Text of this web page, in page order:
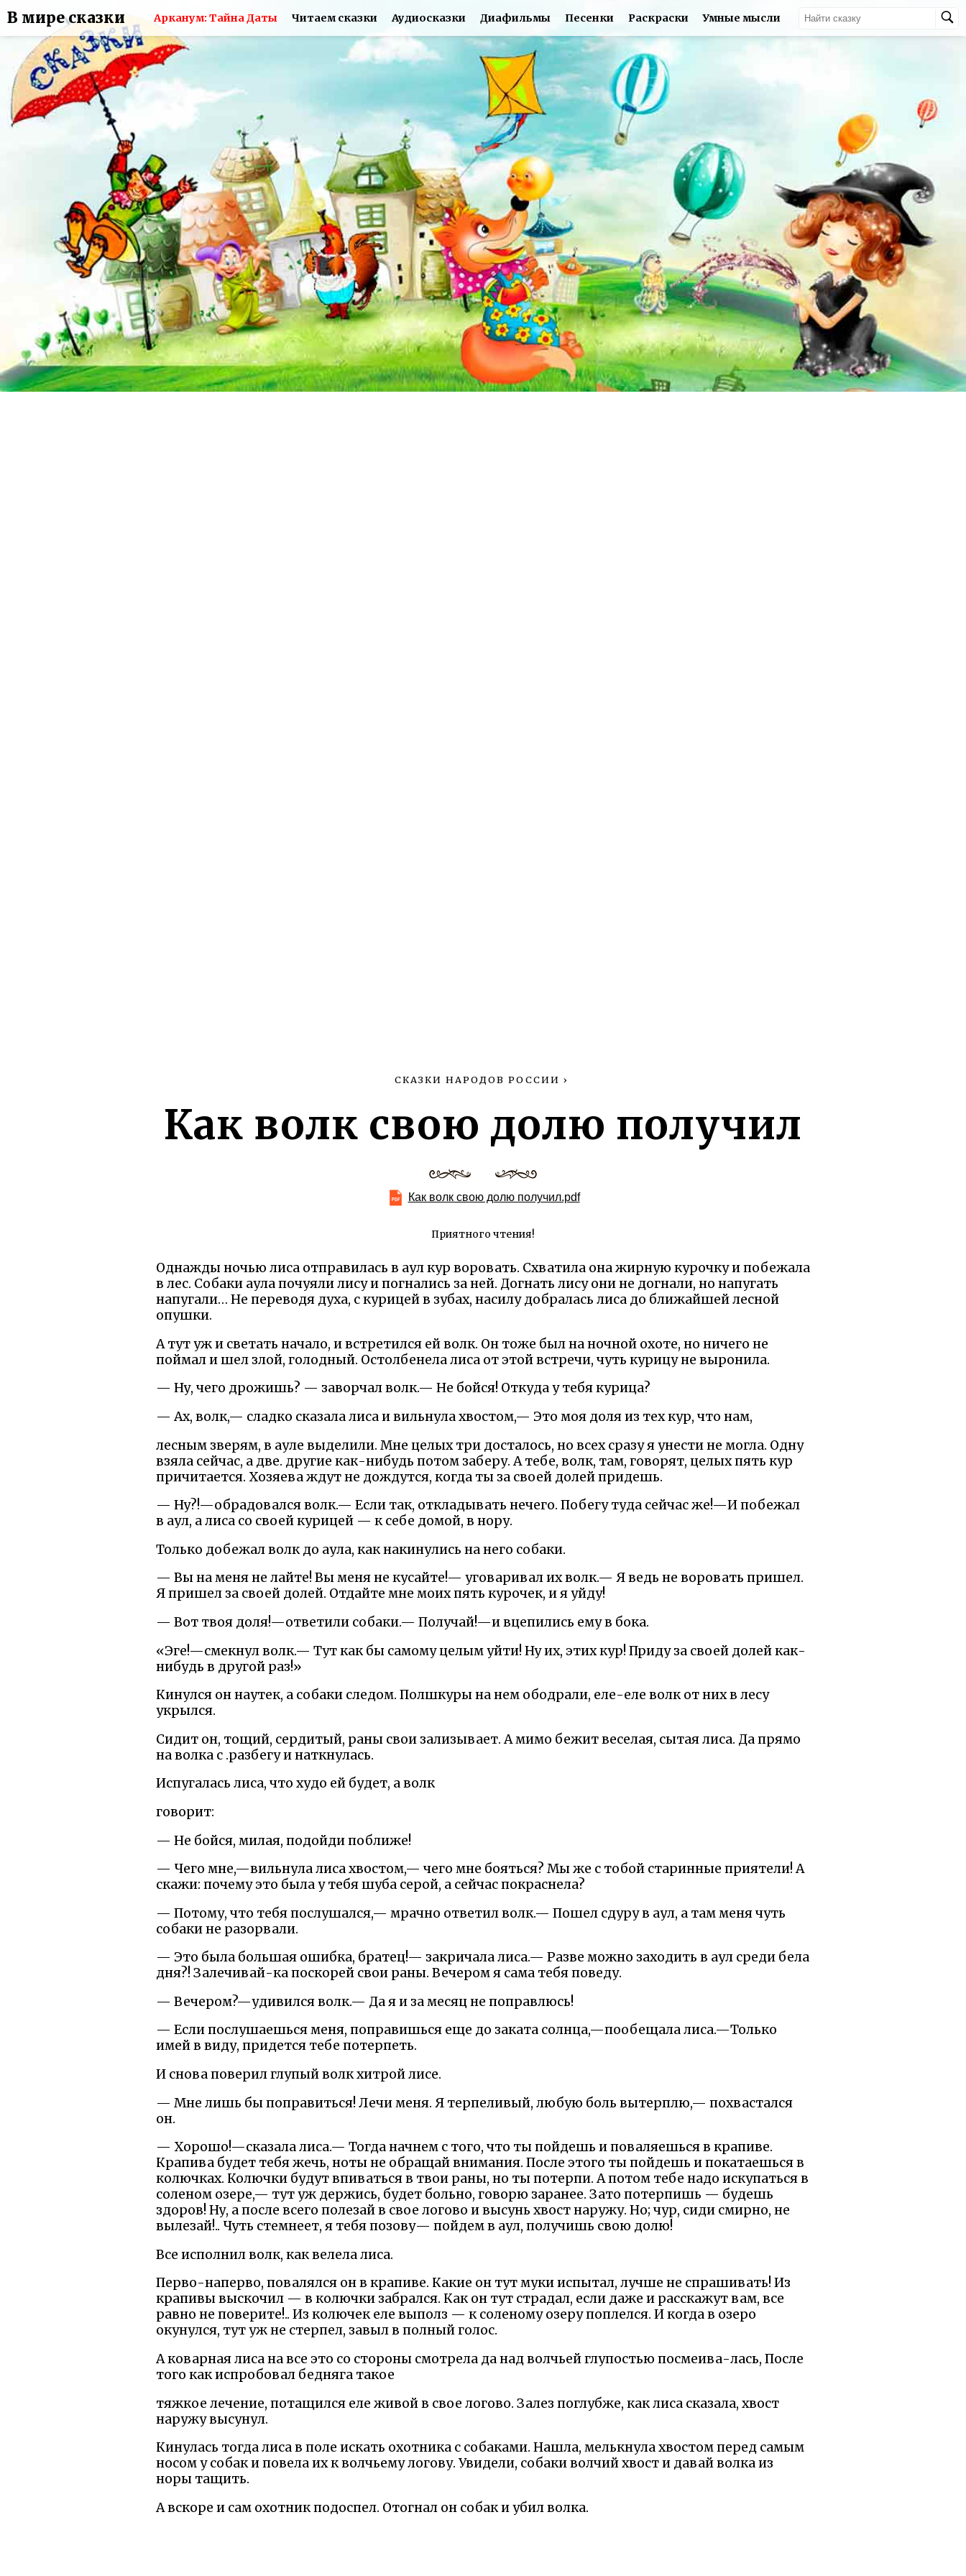
В мире сказки Арканум: Тайна Даты Читаем сказки Аудиосказки Диафильмы Песенки Раскраски Умные мысли
СКАЗКИ НАРОДОВ РОССИИ ›
Как волк свою долю получил
Как волк свою долю получил.pdf
Приятного чтения!
Однажды ночью лиса отправилась в аул кур воровать. Схватила она жирную курочку и побежала
в лес. Собаки аула почуяли лису и погнались за ней. Догнать лису они не догнали, но напугать
напугали… Не переводя духа, с курицей в зубах, насилу добралась лиса до ближайшей лесной
опушки.
А тут уж и светать начало, и встретился ей волк. Он тоже был на ночной охоте, но ничего не
поймал и шел злой, голодный. Остолбенела лиса от этой встречи, чуть курицу не выронила.
— Ну, чего дрожишь? — заворчал волк.— Не бойся! Откуда у тебя курица?
— Ах, волк,— сладко сказала лиса и вильнула хвостом,— Это моя доля из тех кур, что нам,
лесным зверям, в ауле выделили. Мне целых три досталось, но всех сразу я унести не могла. Одну
взяла сейчас, а две. другие как-нибудь потом заберу. А тебе, волк, там, говорят, целых пять кур
причитается. Хозяева ждут не дождутся, когда ты за своей долей придешь.
— Ну?!—обрадовался волк.— Если так, откладывать нечего. Побегу туда сейчас же!—И побежал
в аул, а лиса со своей курицей — к себе домой, в нору.
Только добежал волк до аула, как накинулись на него собаки.
— Вы на меня не лайте! Вы меня не кусайте!— уговаривал их волк.— Я ведь не воровать пришел.
Я пришел за своей долей. Отдайте мне моих пять курочек, и я уйду!
— Вот твоя доля!—ответили собаки.— Получай!—и вцепились ему в бока.
«Эге!—смекнул волк.— Тут как бы самому целым уйти! Ну их, этих кур! Приду за своей долей как-
нибудь в другой раз!»
Кинулся он наутек, а собаки следом. Полшкуры на нем ободрали, еле-еле волк от них в лесу
укрылся.
Сидит он, тощий, сердитый, раны свои зализывает. А мимо бежит веселая, сытая лиса. Да прямо
на волка с .разбегу и наткнулась.
Испугалась лиса, что худо ей будет, а волк
говорит:
— Не бойся, милая, подойди поближе!
— Чего мне,—вильнула лиса хвостом,— чего мне бояться? Мы же с тобой старинные приятели! А
скажи: почему это была у тебя шуба серой, а сейчас покраснела?
— Потому, что тебя послушался,— мрачно ответил волк.— Пошел сдуру в аул, а там меня чуть
собаки не разорвали.
— Это была большая ошибка, братец!— закричала лиса.— Разве можно заходить в аул среди бела
дня?! Залечивай-ка поскорей свои раны. Вечером я сама тебя поведу.
— Вечером?—удивился волк.— Да я и за месяц не поправлюсь!
— Если послушаешься меня, поправишься еще до заката солнца,—пообещала лиса.—Только
имей в виду, придется тебе потерпеть.
И снова поверил глупый волк хитрой лисе.
— Мне лишь бы поправиться! Лечи меня. Я терпеливый, любую боль вытерплю,— похвастался
он.
— Хорошо!—сказала лиса.— Тогда начнем с того, что ты пойдешь и поваляешься в крапиве.
Крапива будет тебя жечь, ноты не обращай внимания. После этого ты пойдешь и покатаешься в
колючках. Колючки будут впиваться в твои раны, но ты потерпи. А потом тебе надо искупаться в
соленом озере,— тут уж держись, будет больно, говорю заранее. Зато потерпишь — будешь
здоров! Ну, а после всего полезай в свое логово и высунь хвост наружу. Но; чур, сиди смирно, не
вылезай!.. Чуть стемнеет, я тебя позову— пойдем в аул, получишь свою долю!
Все исполнил волк, как велела лиса.
Перво-наперво, повалялся он в крапиве. Какие он тут муки испытал, лучше не спрашивать! Из
крапивы выскочил — в колючки забрался. Как он тут страдал, если даже и расскажут вам, все
равно не поверите!.. Из колючек еле выполз — к соленому озеру поплелся. И когда в озеро
окунулся, тут уж не стерпел, завыл в полный голос.
А коварная лиса на все это со стороны смотрела да над волчьей глупостью посмеива-лась, После
того как испробовал бедняга такое
тяжкое лечение, потащился еле живой в свое логово. Залез поглубже, как лиса сказала, хвост
наружу высунул.
Кинулась тогда лиса в поле искать охотника с собаками. Нашла, мелькнула хвостом перед самым
носом у собак и повела их к волчьему логову. Увидели, собаки волчий хвост и давай волка из
норы тащить.
А вскоре и сам охотник подоспел. Отогнал он собак и убил волка.